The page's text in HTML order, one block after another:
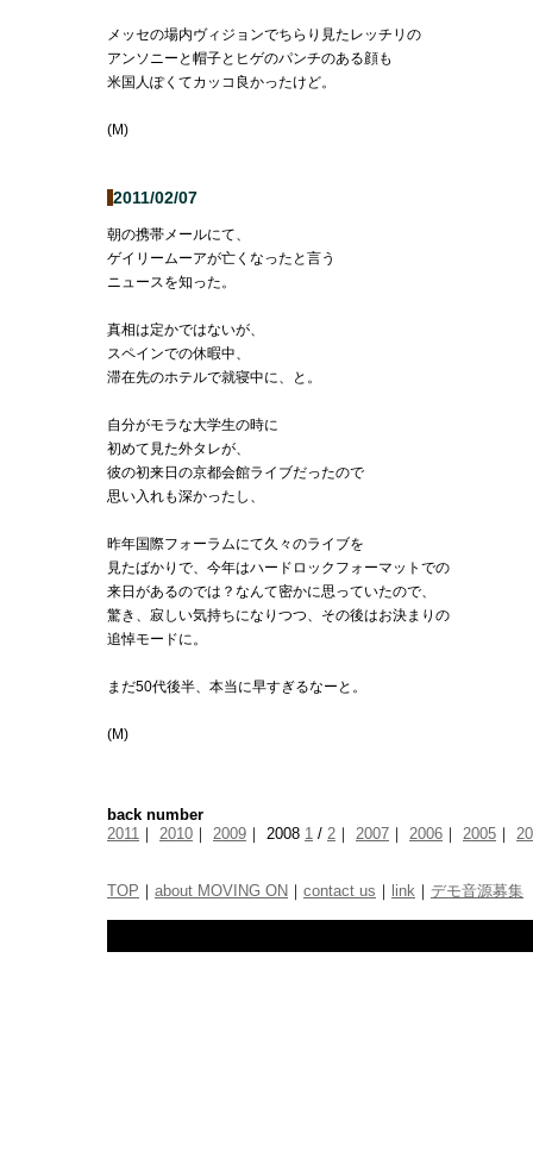
メッセの場内ヴィジョンでちらり見たレッチリの
アンソニーと帽子とヒゲのパンチのある顔も
米国人ぽくてカッコ良かったけど。
(M)
2011/02/07
朝の携帯メールにて、
ゲイリームーアが亡くなったと言う
ニュースを知った。
真相は定かではないが、
スペインでの休暇中、
滞在先のホテルで就寝中に、と。
自分がモラな大学生の時に
初めて見た外タレが、
彼の初来日の京都会館ライブだったので
思い入れも深かったし、
昨年国際フォーラムにて久々のライブを
見たばかりで、今年はハードロックフォーマットでの
来日があるのでは？なんて密かに思っていたので、
驚き、寂しい気持ちになりつつ、その後はお決まりの
追悼モードに。
まだ50代後半、本当に早すぎるなーと。
(M)
back number
2011 ｜ 2010 ｜ 2009 ｜ 2008 1 / 2 ｜ 2007 ｜ 2006 ｜ 2005 ｜
TOP ｜ about MOVING ON ｜ contact us ｜ link ｜ デモ音源募集